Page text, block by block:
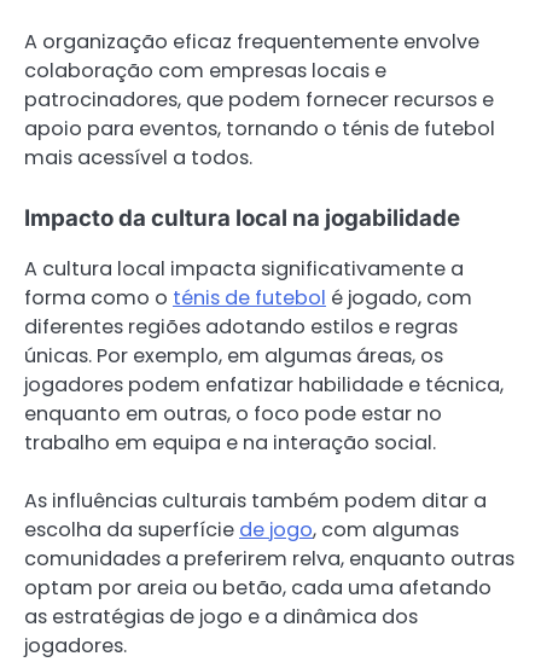
A organização eficaz frequentemente envolve
colaboração com empresas locais e
patrocinadores, que podem fornecer recursos e
apoio para eventos, tornando o ténis de futebol
mais acessível a todos.
Impacto da cultura local na jogabilidade
A cultura local impacta significativamente a
forma como o ténis de futebol é jogado, com
diferentes regiões adotando estilos e regras
únicas. Por exemplo, em algumas áreas, os
jogadores podem enfatizar habilidade e técnica,
enquanto em outras, o foco pode estar no
trabalho em equipa e na interação social.
As influências culturais também podem ditar a
escolha da superfície de jogo, com algumas
comunidades a preferirem relva, enquanto outras
optam por areia ou betão, cada uma afetando
as estratégias de jogo e a dinâmica dos
jogadores.